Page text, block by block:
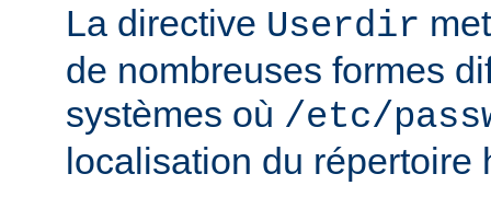
La directive Userdir
de nombreuses formes
systèmes où /etc/
localisation du répertoire